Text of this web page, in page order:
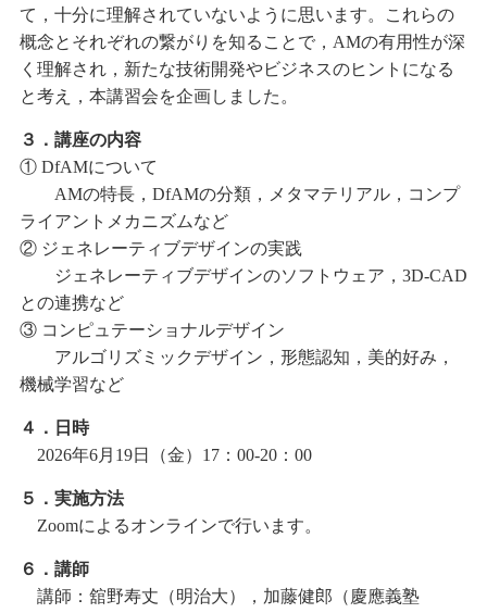
て，十分に理解されていないように思います。これらの
概念とそれぞれの繋がりを知ることで，AMの有用性が深
く理解され，新たな技術開発やビジネスのヒントになる
と考え，本講習会を企画しました。
３．講座の内容
① DfAMについて
AMの特長，DfAMの分類，メタマテリアル，コンプ
ライアントメカニズムなど
② ジェネレーティブデザインの実践
ジェネレーティブデザインのソフトウェア，3D-CAD
との連携など
③ コンピュテーショナルデザイン
アルゴリズミックデザイン，形態認知，美的好み，
機械学習など
４．日時
2026年6月19日（金）17：00-20：00
５．実施方法
Zoomによるオンラインで行います。
６．講師
講師：舘野寿丈（明治大），加藤健郎（慶應義塾